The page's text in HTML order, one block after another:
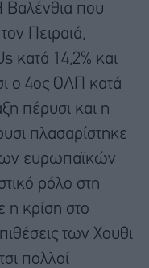
Βαλένθια που
Πειραιά,
κατά 14,2% και
ο 4ος ΟΛΠ κατά
πέρυσι και η
πλασαρίστηκε
ευρωπαϊκών
ρόλο στη
η κρίση στο
των Χουθι
πολλοί